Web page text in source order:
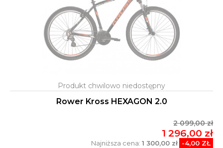
Rower Kross HEXAGON 2.0
2 099,00 zł
1 296,00 zł
Najniższa cena: 1 300,00 zł -4,00 ZŁ